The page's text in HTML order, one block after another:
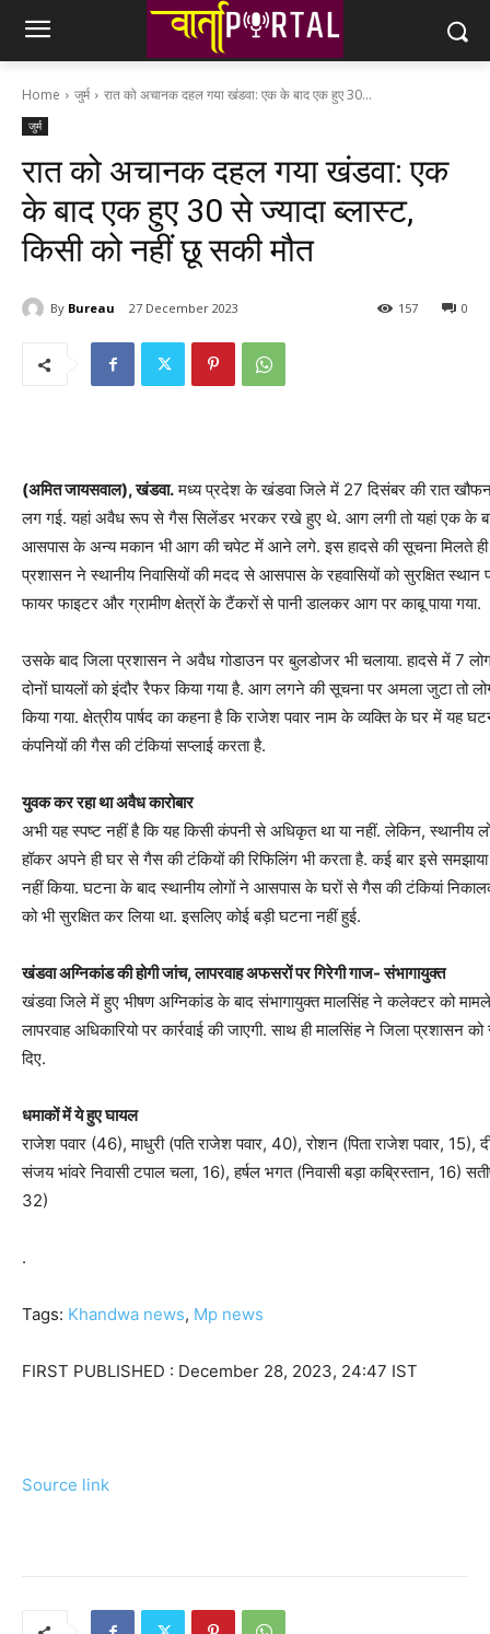
Home जुर्म रात को अचानक दहल गया खंडवा: एक के बाद एक हुए 30...
जुर्म
रात को अचानक दहल गया खंडवा: एक
के बाद एक हुए 30 से ज्यादा ब्लास्ट,
किसी को नहीं छू सकी मौत
By Bureau 27 December 2023 0
157
(अमित जायसवाल), खंडवा.मध्य प्रदेश के खंडवा जिले में 27 दिसंबर की रात
लग गई. यहां अवैध रूप से गैस सिलेंडर भरकर रखे हुए थे. आग लगी तो यहां एक के
आसपास के अन्य मकान भी आग की चपेट में आने लगे. इस हादसे की सूचना मिलते ही
प्रशासन ने स्थानीय निवासियों की मदद से आसपास के रहवासियों को सुरक्षित
फायर फाइटर और ग्रामीण क्षेत्रों के टैंकरों से पानी डालकर आग पर काबू पाया गया.
उसके बाद जिला प्रशासन ने अवैध गोडाउन पर बुलडोजर भी चलाया. हादसे में 7
दोनों घायलों को इंदौर रैफर किया गया है. आग लगने की सूचना पर अमला जुटा तो
किया गया. क्षेत्रीय पार्षद का कहना है कि राजेश पवार नाम के व्यक्ति के घर में यह
कंपनियों की गैस की टंकियां सप्लाई करता है.
युवक कर रहा था अवैध कारोबार
अभी यह स्पष्ट नहीं है कि यह किसी कंपनी से अधिकृत था या नहीं. लेकिन, स्थानीय
हॉकर अपने ही घर से गैस की टंकियों की रिफिलिंग भी करता है. कई बार इसे
नहीं किया. घटना के बाद स्थानीय लोगों ने आसपास के घरों से गैस की टंकियां
को भी सुरक्षित कर लिया था. इसलिए कोई बड़ी घटना नहीं हुई.
खंडवा अग्निकांड की होगी जांच, लापरवाह अफसरों पर गिरेगी गाज- संभागायुक्त
खंडवा जिले में हुए भीषण अग्निकांड के बाद संभागायुक्त मालसिंह ने कलेक्टर को
लापरवाह अधिकारियो पर कार्रवाई की जाएगी. साथ ही मालसिंह ने जिला
दिए.
धमाकों में ये हुए घायल
राजेश पवार (46), माधुरी (पति राजेश पवार, 40), रोशन (पिता राजेश पवार, 15),
संजय भांवरे निवासी टपाल चला, 16), हर्षल भगत (निवासी बड़ा कब्रिस्तान, 16)
32)
.
Tags: Khandwa news, Mp news
FIRST PUBLISHED : December 28, 2023, 24:47 IST
Source link